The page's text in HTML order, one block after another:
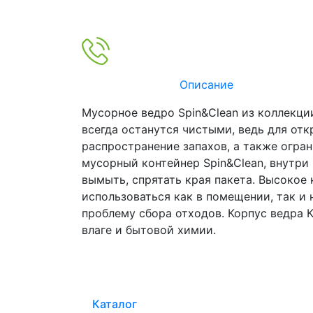
Описание
Мусорное ведро Spin&Clean из
всегда останутся чистыми, ведь для
распространение запахов, а также
мусорный контейнер Spin&Clean,
вымыть, спрятать края пакета.
использоваться как в помещении, так
проблему сбора отходов. Корпус ведра
влаге и бытовой химии.
Каталог